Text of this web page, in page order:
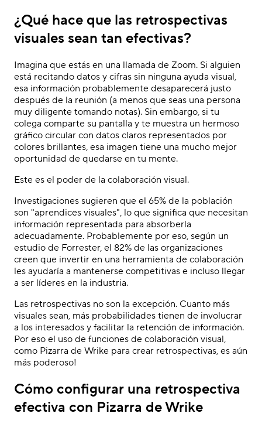
¿Qué hace que las retrospectivas
visuales sean tan efectivas?
Imagina que estás en una llamada de Zoom. Si alguien
está recitando datos y cifras sin ninguna ayuda visual,
esa información probablemente desaparecerá justo
después de la reunión (a menos que seas una persona
muy diligente tomando notas). Sin embargo, si tu
colega comparte su pantalla y te muestra un hermoso
gráfico circular con datos claros representados por
colores brillantes, esa imagen tiene una mucho mejor
oportunidad de quedarse en tu mente.
Este es el poder de la colaboración visual.
Investigaciones sugieren que el 65% de la población
son "aprendices visuales", lo que significa que necesitan
información representada para absorberla
adecuadamente. Probablemente por eso, según un
estudio de Forrester, el 82% de las organizaciones
creen que invertir en una herramienta de colaboración
les ayudaría a mantenerse competitivas e incluso llegar
a ser líderes en la industria.
Las retrospectivas no son la excepción. Cuanto más
visuales sean, más probabilidades tienen de involucrar
a los interesados y facilitar la retención de información.
Por eso el uso de funciones de colaboración visual,
como Pizarra de Wrike para crear retrospectivas, es aún
más poderoso!
Cómo configurar una retrospectiva
efectiva con Pizarra de Wrike